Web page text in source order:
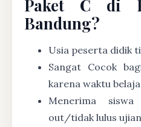
Paket C di
Bandung?
Usia peserta didik
Sangat Cocok
karena waktu
Menerima
out/tidak lulus